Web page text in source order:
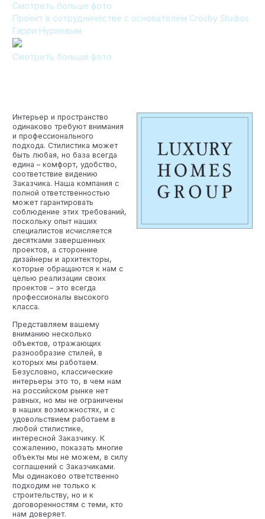
Технология по улучшенным российским нормативам
Технология здоровый дом
Смотреть больше фото
Проект в сотрудничестве с основателем Crosby Studios
Гарри Нуриевым
Смотреть больше фото
Интерьер и пространство
одинаково требуют внимания
и профессионального
подхода. Стилистика может
быть любая, но база всегда
едина – комфорт, удобство,
соответствие видению
Заказчика. Наша компания с
полной ответственностью
может гарантировать
соблюдение этих требований,
поскольку опыт наших
специалистов исчисляется
десятками завершенных
проектов, а сторонние
дизайнеры и архитекторы,
которые обращаются к нам с
целью реализации своих
проектов – это всегда
профессионалы высокого
класса.
Представляем вашему
вниманию несколько
объектов, отражающих
разнообразие стилей, в
которых мы работаем.
Безусловно, классические
интерьеры это то, в чем нам
на российском рынке нет
равных, но мы не ограничены
в наших возможностях, и с
удовольствием работаем в
любой стилистике,
интересной Заказчику. К
сожалению, показать многие
объекты мы не можем, в силу
соглашений с Заказчиками.
Мы одинаково ответственно
подходим не только к
строительству, но и к
договоренностям с теми, кто
нам доверяет.